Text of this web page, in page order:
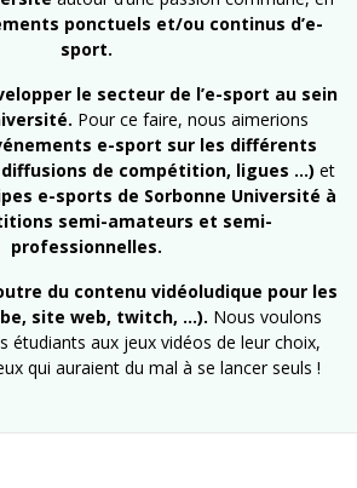
ponctuels et/ou continus d’e-
sport.
le secteur de l’e-sport au sein
Pour ce faire, nous aimerions
e-sport sur les différents
de compétition, ligues …) et
e-sports de Sorbonne Université à
semi-amateurs et semi-
professionnelles.
du contenu vidéoludique pour les
site web, twitch, …). Nous voulons
étudiants aux jeux vidéos de leur choix,
qui auraient du mal à se lancer seuls !